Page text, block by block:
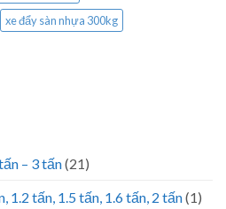
xe đẩy sàn nhựa 300kg
– 3 tấn(21)
1.2 tấn, 1.5 tấn, 1.6 tấn, 2 tấn(1)